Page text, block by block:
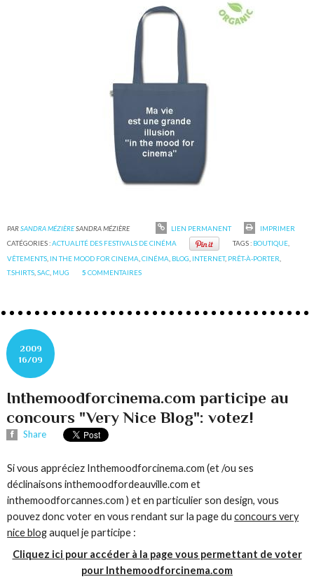
PARSANDRA MÉZIÈRESANDRA MÉZIÈRE LIEN PERMANENT
IMPRIMER
CATÉGORIES :ACTUALITÉ DES FESTIVALS DE CINÉMA TAGS : BOUTIQUE,
VÊTEMENTS, IN THE MOOD FOR CINEMA,CINÉMA, BLOG, INTERNET, PRÊT-À-PORTER,
T.SHIRTS,SAC, MUG 5 COMMENTAIRES
2009
16/09
Inthemoodforcinema.com participe au
concours "Very Nice Blog": votez!
Share
Si vous appréciez Inthemoodforcinema.com (et /ou ses
déclinaisons inthemoodfordeauville.com et
inthemoodforcannes.com ) et en particulier son design, vous
pouvez donc voter en vous rendant sur la page duconcours very
nice blogauquel je participe :
Cliquez ici pour accéder à la page vous permettant de voter
pour Inthemoodforcinema.com